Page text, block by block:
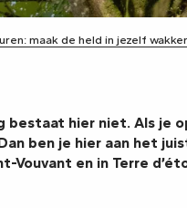
maak de held in jezelf wakker
bestaat hier niet. Als je
ben je hier aan het
Vouvant en in Terre